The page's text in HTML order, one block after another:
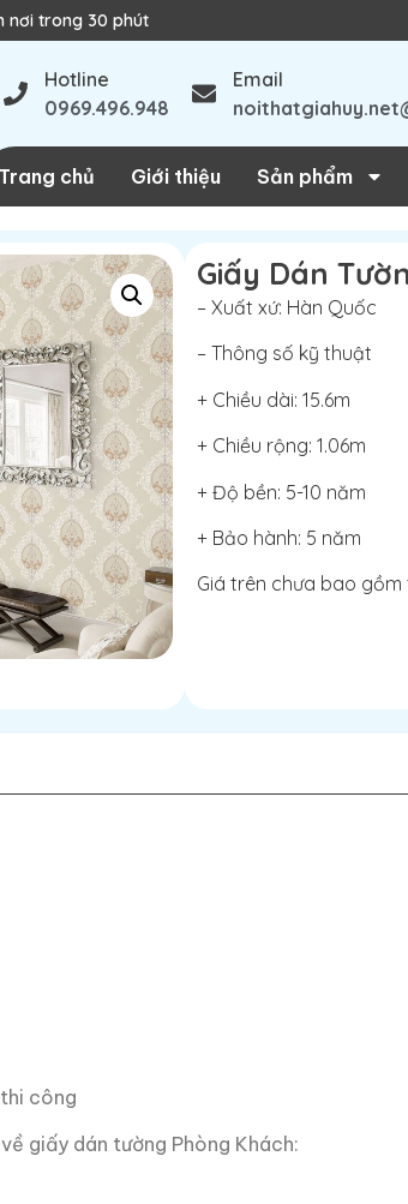
Hotline
0969.496.948
Email
Trang chủ Giới thiệu Sản phẩm
Giấy Dán
– Xuất xứ: Hàn Quốc
– Thông số kỹ thuật
+ Chiều dài: 15.6m
+ Chiều rộng: 1.06m
+ Độ bền: 5-10 năm
+ Bảo hành: 5 năm
Giá trên chưa bao gồm
công
giấy dán tường Phòng Khách: